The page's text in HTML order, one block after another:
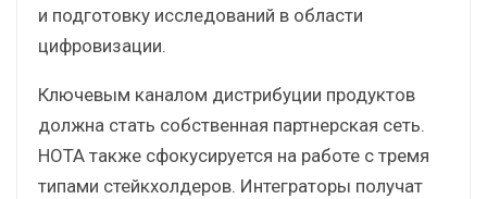
и подготовку исследований в области
цифровизации.
Ключевым каналом дистрибуции продуктов
должна стать собственная партнерская сеть.
НОТА также сфокусируется на работе с тремя
типами стейкхолдеров. Интеграторы получат